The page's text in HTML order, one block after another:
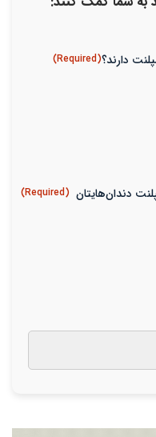
(Required)
دندان‌هایتان (Required)